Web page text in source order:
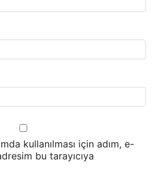
kullanılması için adım, e-
bu tarayıcıya